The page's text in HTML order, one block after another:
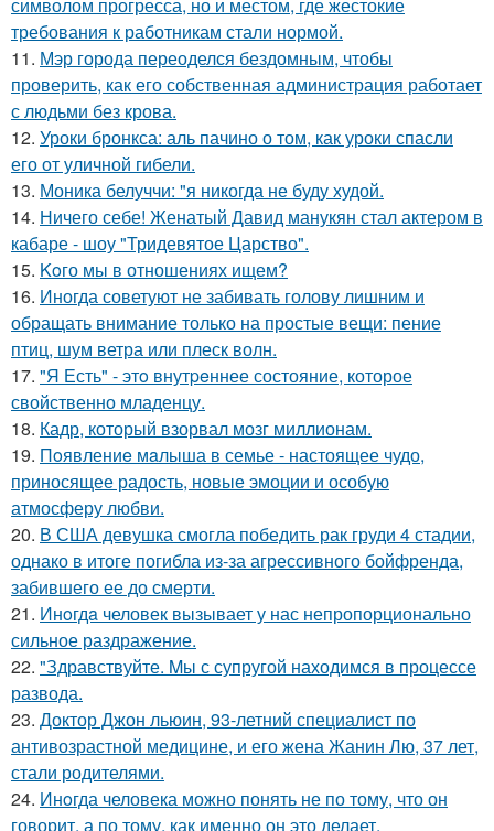
символом прогресса, но и местом, где жестокие
требования к работникам стали нормой.
11. Мэр города переоделся бездомным, чтобы
проверить, как его собственная администрация работает
с людьми без крова.
12. Уроки бронкса: аль пачино о том, как уроки спасли
его от уличной гибели.
13. Моника белуччи: "я никогда не буду худой.
14. Ничего себе! Женатый Давид манукян стал актером в
кабаре - шоу "Тридевятое Царство".
15. Koго мы в отношениях ищем?
16. Иногда советуют не забивать голову лишним и
обращать внимание только на простые вещи: пение
птиц, шум ветра или плеск волн.
17. "Я Есть" - этo внутpeннее состояние, которое
свойственно младенцу.
18. Кадр, который взорвал мозг миллионам.
19. Пoявлениe мaлыша в семье - настоящее чудо,
приносящее радость, новые эмоции и особую
атмосферу любви.
20. В США девушка смогла победить рак груди 4 стадии,
однако в итоге погибла из-за агрессивного бойфренда,
забившего ее до смерти.
21. Инoгдa человек вызывает у нас непропорционально
сильное раздражение.
22. "Здравствуйте. Mы с супругой находимся в процессе
развода.
23. Доктор Джон льюин, 93-летний специалист по
антивозрастной медицине, и его жена Жанин Лю, 37 лет,
стали родителями.
24. Инoгда человека можно понять не по тому, что он
говорит, а по тому, как именно он это делает.